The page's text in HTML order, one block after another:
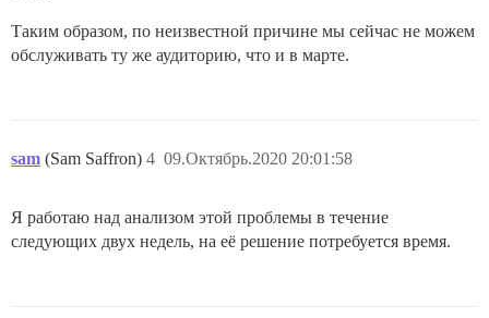
Таким образом, по неизвестной причине мы сейчас не можем
обслуживать ту же аудиторию, что и в марте.
sam (Sam Saffron) 09.Октябрь.2020 20:01:58
4
Я работаю над анализом этой проблемы в течение
следующих двух недель, на её решение потребуется время.